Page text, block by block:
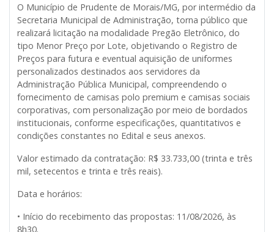
O Município de Prudente de Morais/MG, por intermédio da
Secretaria Municipal de Administração, torna público que
realizará licitação na modalidade Pregão Eletrônico, do
tipo Menor Preço por Lote, objetivando o Registro de
Preços para futura e eventual aquisição de uniformes
personalizados destinados aos servidores da
Administração Pública Municipal, compreendendo o
fornecimento de camisas polo premium e camisas sociais
corporativas, com personalização por meio de bordados
institucionais, conforme especificações, quantitativos e
condições constantes no Edital e seus anexos.
Valor estimado da contratação: R$ 33.733,00 (trinta e três
mil, setecentos e trinta e três reais).
Data e horários:
• Início do recebimento das propostas: 11/08/2026, às
8h30.